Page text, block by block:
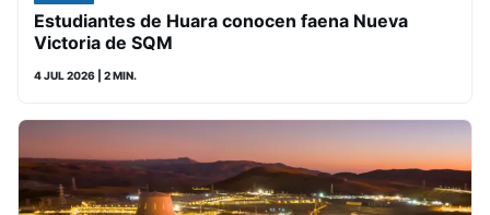
Estudiantes de Huara conocen faena Nueva
Victoria de SQM
4 JUL 2026 | 2 MIN.